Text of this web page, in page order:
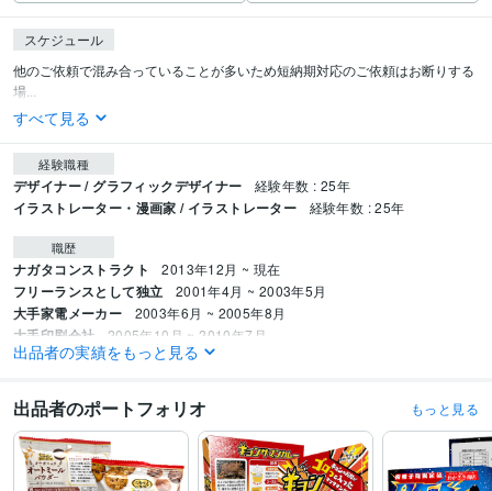
スケジュール
他のご依頼で混み合っていることが多いため短納期対応のご依頼はお断りする
場...
すべて見る
経験職種
デザイナー / グラフィックデザイナー 経験年数 : 25年
イラストレーター・漫画家 / イラストレーター 経験年数 : 25年
職歴
ナガタコンストラクト 2013年12月 ~ 現在
フリーランスとして独立 2001年4月 ~ 2003年5月
大手家電メーカー 2003年6月 ~ 2005年8月
大手印刷会社 2005年10月 ~ 2010年7月
大手印刷会社 2010年9月 ~ 2013年9月
ビジネス・クリエイティブツール
WordPress:13年 Adobe Photoshop:25年
Adobe Dimension:3年
得意分野
出品者の実績をもっと見る
出品者のポートフォリオ もっと見る